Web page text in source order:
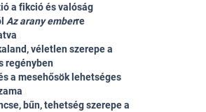
a fikció és valóság
Az arany emberre
véletlen szerepe a
regényben
a mesehősök lehetséges
bűn, tehetség szerepe a